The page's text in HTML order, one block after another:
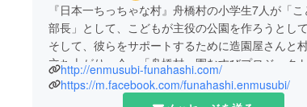
『日本一ちっちゃな村』舟橋村の小学生7人が「
部長」として、こどもが主役の公園を作ろうとして
そして、彼らをサポートするために造園屋さんと
立ち上がり、今、「舟橋村・園むすびプロジェクト
始めました。「こどもたちが毎日遊びに来たくなる
こどもたちのアイデアと、こどもたちの手で、実現
http://enmusubi-funahashi.com/
https://m.facebook.com/funahashi.enmusubi/